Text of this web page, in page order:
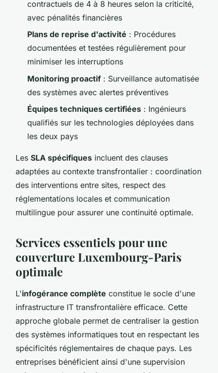
contractuels de 4 à 8 heures selon la criticité,
avec pénalités financières
Plans de reprise d'activité : Procédures
documentées et testées régulièrement pour
minimiser les interruptions
Monitoring proactif : Surveillance automatisée
des systèmes avec alertes préventives
Équipes techniques certifiées : Ingénieurs
qualifiés sur les technologies déployées dans
les deux pays
Les SLA spécifiques incluent des clauses
adaptées au contexte transfrontalier : coordination
des interventions entre sites, respect des
réglementations locales et communication
multilingue pour assurer une continuité optimale.
Services essentiels pour une
couverture Luxembourg-Paris
optimale
L'infogérance complète constitue le socle d'une
infrastructure IT transfrontalière efficace. Cette
approche globale permet de centraliser la gestion
des systèmes informatiques tout en respectant les
spécificités réglementaires de chaque pays. Les
entreprises bénéficient ainsi d'une supervision